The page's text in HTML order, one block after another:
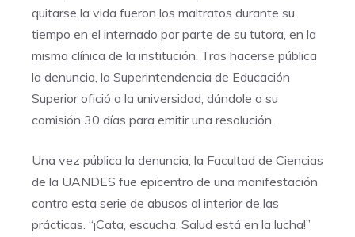
quitarse la vida fueron los maltratos durante su
tiempo en el internado por parte de su tutora, en la
misma clínica de la institución. Tras hacerse pública
la denuncia, la Superintendencia de Educación
Superior ofició a la universidad, dándole a su
comisión 30 días para emitir una resolución.
Una vez pública la denuncia, la Facultad de Ciencias
de la UANDES fue epicentro de una manifestación
contra esta serie de abusos al interior de las
prácticas. “¡Cata, escucha, Salud está en la lucha!”